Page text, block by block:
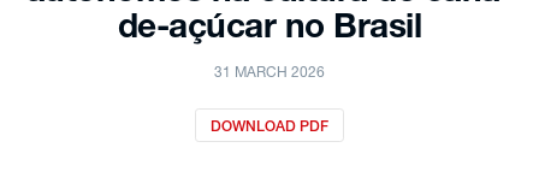
de-açúcar no Brasil
31 MARCH 2026
DOWNLOAD PDF